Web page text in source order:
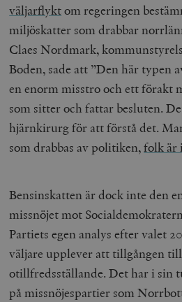
väljarflyktom regeringen
miljöskatter som drabbar
Claes Nordmark,
Boden, sade att ”Den här typen
en enorm misstro och ett förakt
som sitter och fattar besluten.
hjärnkirurg för att förstå det.
som drabbas av politiken,folk är
Bensinskatten är dock inte den
missnöjet mot
Partiets egen analys efter valet
väljare upplever att tillgången
otillfredsställande. Det har i sin
på missnöjespartier som